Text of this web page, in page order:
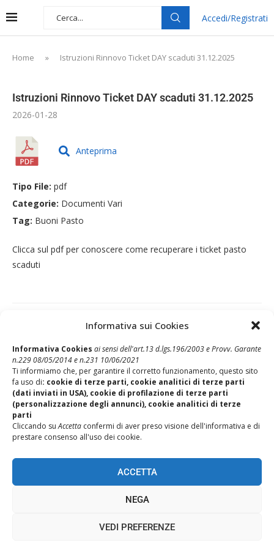
Informativa sui Cookies
Informativa Cookies ai sensi dell'art.13 d.lgs.196/2003 e Provv. Garante
n.229 08/05/2014 e n.231 10/06/2021
Ti informiamo che, per garantire il corretto funzionamento, questo sito
fa uso di: cookie di terze parti, cookie analitici di terze parti
(dati inviati in USA), cookie di profilazione di terze parti
(personalizzazione degli annunci), cookie analitici di terze
parti
Cliccando suAccetta confermi di aver preso visione dell'informativa e di
prestare consenso all'uso dei cookie.
ACCETTA
NEGA
VEDI PREFERENZE
Accedi/Registrati
Home » Istruzioni Rinnovo Ticket DAY scaduti 31.12.2025
Istruzioni Rinnovo Ticket DAY scaduti 31.12.2025
2026-01-28
Clicca sul pdf per conoscere come recuperare i ticket pasto
scaduti
Anteprima
Tipo File: pdf
Categorie: Documenti Vari
Tag: Buoni Pasto
Post Precedente
Il Megafono n.5 – Speciale Codice Etico
Post Successivo
Istruzioni Rinnovo Ticket Pellegrini scaduti 31.12.2025
REALIZZAZIONE SITI WEB ITALA